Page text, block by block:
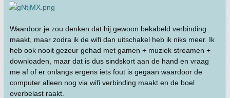
Waardoor je zou denken dat hij gewoon bekabeld verbinding
maakt, maar zodra ik de wifi dan uitschakel heb ik niks meer. Ik
heb ook nooit gezeur gehad met gamen + muziek streamen +
downloaden, maar dat is dus sindskort aan de hand en vraag
me af of er onlangs ergens iets fout is gegaan waardoor de
computer alleen nog via wifi verbinding maakt en de boel
overbelast raakt.